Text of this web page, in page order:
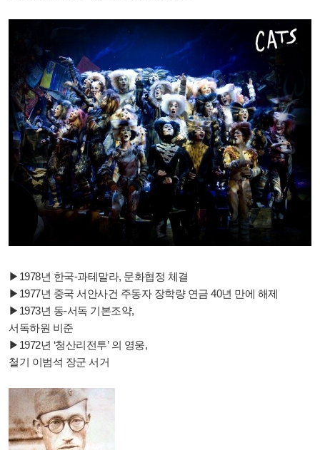
▶1978년 한국-과테말라, 문화협정 체결
▶1977년 중국 서안사건 주동자 장학량 연금 40년 만에 해제
▶1973년 동-서독 기본조약,
서독하원 비준
▶1972년 ‘청산리전투’ 의 영웅,
철기 이범석 장군 서거